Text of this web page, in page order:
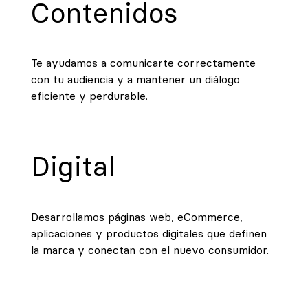
Contenidos
Te ayudamos a comunicarte correctamente
con tu audiencia y a mantener un diálogo
eficiente y perdurable.
Digital
Desarrollamos páginas web, eCommerce,
aplicaciones y productos digitales que definen
la marca y conectan con el nuevo consumidor.